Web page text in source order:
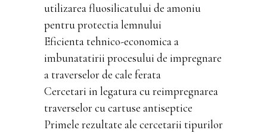
utilizarea fluosilicatului de amoniu
pentru protectia lemnului
Eficienta tehnico-economica a
imbunatatirii procesului de impregnare
a traverselor de cale ferata
Cercetari in legatura cu reimpregnarea
traverselor cu cartuse antiseptice
Primele rezultate ale cercetarii tipurilor